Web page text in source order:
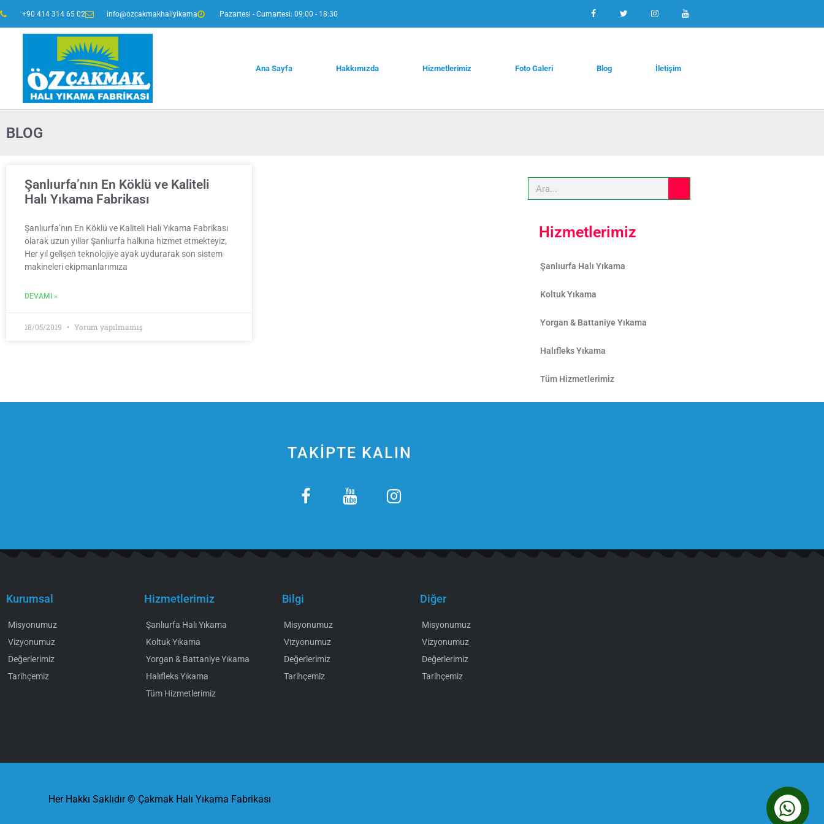
+90 414 314 65 02 info@ozcakmakhaliyikama Pazartesi - Cumartesi: 09:00 - 18:30
Ana Sayfa Hakkımızda Hizmetlerimiz Foto Galeri Blog İletişim
BLOG
Şanlıurfa’nın En Köklü ve Kaliteli
Halı Yıkama Fabrikası
Şanlıurfa’nın En Köklü ve Kaliteli Halı Yıkama Fabrikası
olarak uzun yıllar Şanlıurfa halkına hizmet etmekteyiz,
Her yıl gelişen teknolojiye ayak uydurarak son sistem
makineleri ekipmanlarımıza
DEVAMI »
18/05/2019 Yorum yapılmamış
Hizmetlerimiz
Şanlıurfa Halı Yıkama
Koltuk Yıkama
Yorgan & Battaniye Yıkama
Halıfleks Yıkama
Tüm Hizmetlerimiz
TAKİPTE KALIN
Kurumsal
Misyonumuz
Vizyonumuz
Değerlerimiz
Tarihçemiz
Hizmetlerimiz
Şanlıurfa Halı Yıkama
Koltuk Yıkama
Yorgan & Battaniye Yıkama
Halıfleks Yıkama
Tüm Hizmetlerimiz
Bilgi
Misyonumuz
Vizyonumuz
Değerlerimiz
Tarihçemiz
Diğer
Misyonumuz
Vizyonumuz
Değerlerimiz
Tarihçemiz
Her Hakkı Saklıdır © Çakmak Halı Yıkama Fabrikası